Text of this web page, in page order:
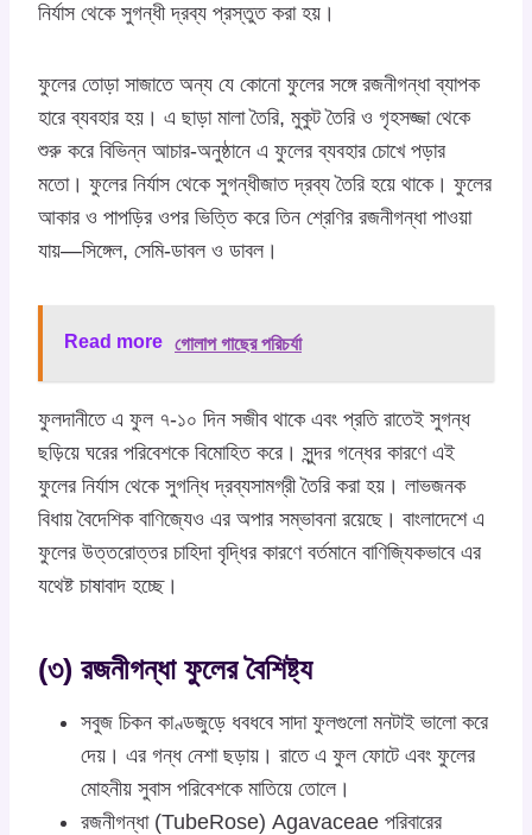
নির্যাস থেকে সুগন্ধী দ্রব্য প্রস্তুত করা হয়।
ফুলের তোড়া সাজাতে অন্য যে কোনো ফুলের সঙ্গে রজনীগন্ধা ব্যাপক
হারে ব্যবহার হয়। এ ছাড়া মালা তৈরি, মুকুট তৈরি ও গৃহসজ্জা থেকে
শুরু করে বিভিন্ন আচার-অনুষ্ঠানে এ ফুলের ব্যবহার চোখে পড়ার
মতো। ফুলের নির্যাস থেকে সুগন্ধীজাত দ্রব্য তৈরি হয়ে থাকে। ফুলের
আকার ও পাপড়ির ওপর ভিত্তি করে তিন শ্রেণির রজনীগন্ধা পাওয়া
যায়—সিঙ্গেল, সেমি-ডাবল ও ডাবল।
Read more গোলাপ গাছের পরিচর্যা
ফুলদানীতে এ ফুল ৭-১০ দিন সজীব থাকে এবং প্রতি রাতেই সুগন্ধ
ছড়িয়ে ঘরের পরিবেশকে বিমোহিত করে। সুন্দর গন্ধের কারণে এই
ফুলের নির্যাস থেকে সুগন্ধি দ্রব্যসামগ্রী তৈরি করা হয়। লাভজনক
বিধায় বৈদেশিক বাণিজ্যেও এর অপার সম্ভাবনা রয়েছে। বাংলাদেশে এ
ফুলের উত্তরোত্তর চাহিদা বৃদ্ধির কারণে বর্তমানে বাণিজ্যিকভাবে এর
যথেষ্ট চাষাবাদ হচ্ছে।
(৩) রজনীগন্ধা ফুলের বৈশিষ্ট্য
সবুজ চিকন কাণ্ডজুড়ে ধবধবে সাদা ফুলগুলো মনটাই ভালো করে
দেয়। এর গন্ধ নেশা ছড়ায়। রাতে এ ফুল ফোটে এবং ফুলের
মোহনীয় সুবাস পরিবেশকে মাতিয়ে তোলে।
রজনীগন্ধা (TubeRose) Agavaceae পরিবারের